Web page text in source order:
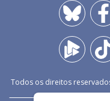
Todos os direitos